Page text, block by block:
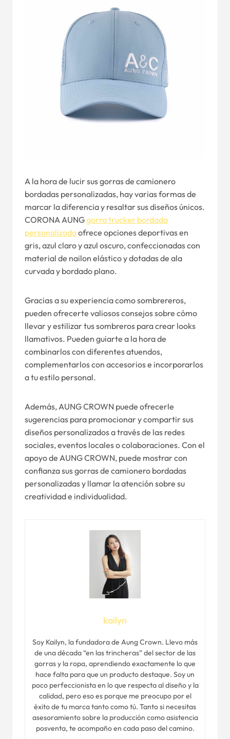
A la hora de lucir sus gorras de camionero
bordadas personalizadas, hay varias formas de
marcar la diferencia y resaltar sus diseños únicos.
CORONA AUNGgorra trucker bordada
personalizadaofrece opciones deportivas en
gris, azul claro y azul oscuro, confeccionadas con
material de nailon elástico y dotadas de ala
curvada y bordado plano.
Gracias a su experiencia como sombrereros,
pueden ofrecerte valiosos consejos sobre cómo
llevar y estilizar tus sombreros para crear looks
llamativos. Pueden guiarte a la hora de
combinarlos con diferentes atuendos,
complementarlos con accesorios e incorporarlos
a tu estilo personal.
Además, AUNG CROWN puede ofrecerle
sugerencias para promocionar y compartir sus
diseños personalizados a través de las redes
sociales, eventos locales o colaboraciones. Con el
apoyo de AUNG CROWN, puede mostrar con
confianza sus gorras de camionero bordadas
personalizadas y llamar la atención sobre su
creatividad e individualidad.
kailyn
Soy Kailyn, la fundadora de Aung Crown. Llevo más
de una década “en las trincheras” del sector de las
gorras y la ropa, aprendiendo exactamente lo que
hace falta para que un producto destaque. Soy un
poco perfeccionista en lo que respecta al diseño y la
calidad, pero eso es porque me preocupo por el
éxito de tu marca tanto como tú. Tanto si necesitas
asesoramiento sobre la producción como asistencia
posventa, te acompaño en cada paso del camino.